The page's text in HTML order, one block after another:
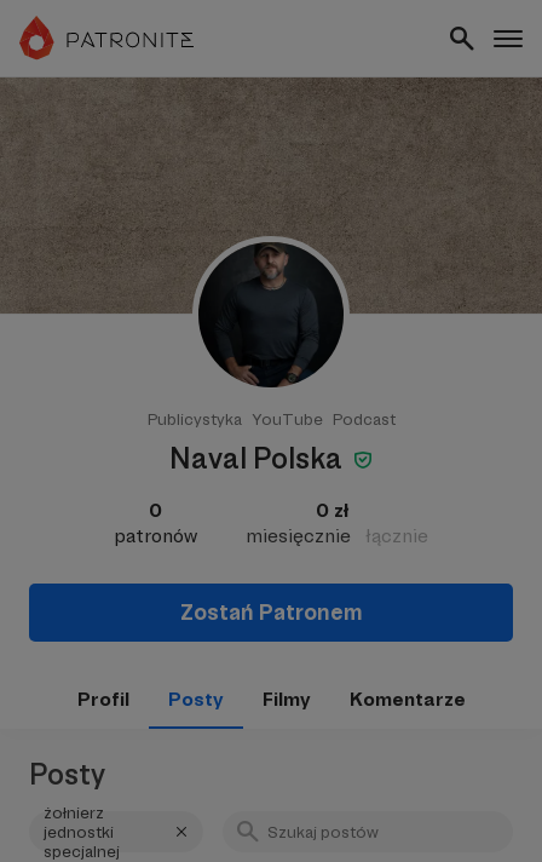
Publicystyka YouTube Podcast
Naval Polska
0
patronów
0 zł
miesięcznie
łącznie
Zostań Patronem
Profil Posty Filmy Komentarze
Posty
żołnierz
jednostki
specjalnej